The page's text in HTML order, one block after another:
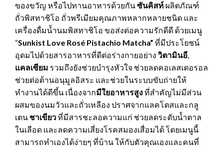
ของขวัญ หรือไปทานอาหารด้วยกันซันคิสท์ ผลิตภัณฑ์
ถั่วพิสทาชิโอ ถั่วพรีเมียมคุณภาพหลากหลายชนิด และ
เครื่องดื่มน้ำนมพิสทาชิโอ ขอส่งต่อความรักดีดี ด้วยเมนู
“Sunkist Love Rosé Pistachio Matcha” ที่มีประโยชน์
อุดมไปด้วยสารอาหารที่ดีต่อร่างกายอย่าง วิตามินอี,
แคลเซียม รวมถึงยังช่วยบำรุงหัวใจ ช่วยลดคอเลสเตอรอล
ช่วยต่อต้านอนุมูลอิสระ และช่วยในระบบขับถ่ายให้
ทำงานได้ดีขึ้น เนื่องจากมีใยอาหารสูงที่สำคัญไม่มีส่วน
ผสมของนมวัวและถั่วเหลือง ปราศจากแลคโตสและกลู
เตน ชาเขียวที่มีสารชะลอความแก่ ช่วยลดระดับน้ำตาล
ในเลือด และลดความเสี่ยงโรคสมองเสื่อมได้ โดยเมนูนี้
สามารถทำเองได้ง่ายๆ ที่บ้าน ให้กับตัวคุณเองและคนที่